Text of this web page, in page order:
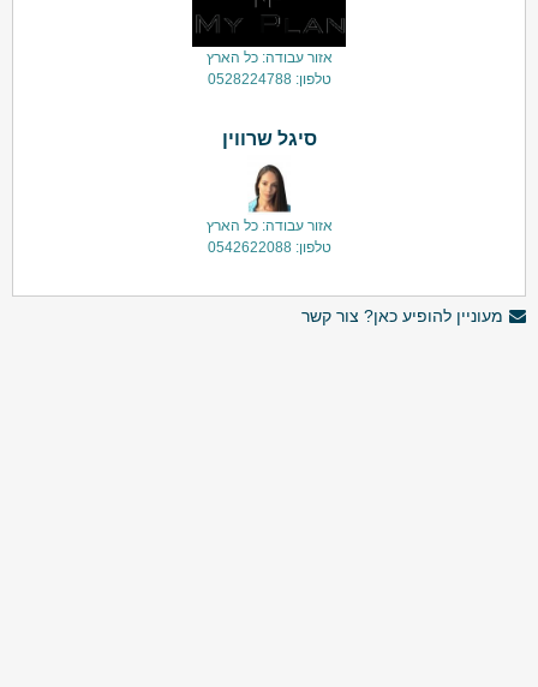
אזור עבודה: כל הארץ
טלפון: 0528224788
סיגל שרווין
אזור עבודה: כל הארץ
טלפון: 0542622088
מעוניין להופיע כאן? צור קשר